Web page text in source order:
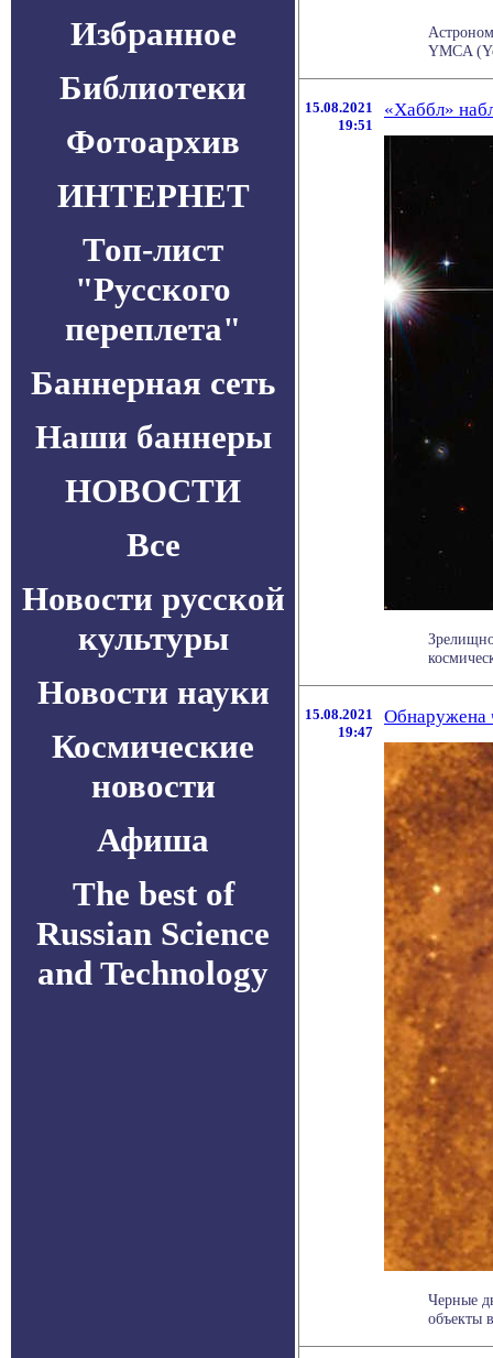
Избранное
Библиотеки
Фотоархив
ИНТЕРНЕТ
Топ-лист
"Русского
переплета"
Баннерная сеть
Наши баннеры
НОВОСТИ
Все
Новости русской
культуры
Новости науки
Космические
новости
Афиша
The best of
Russian Science
and Technology
YMCA
15.08.2021
19:51
«Хаббл»
15.08.2021
19:47
Обнаружена
Черные
объекты